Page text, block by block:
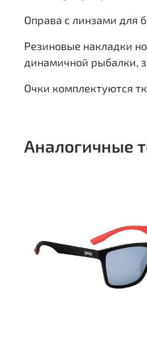
Оправа с линзами для
Резиновые накладки
динамичной рыбалки,
Очки комплектуются
Аналогичные